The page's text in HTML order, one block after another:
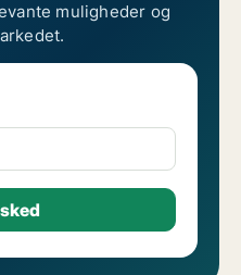
muligheder og